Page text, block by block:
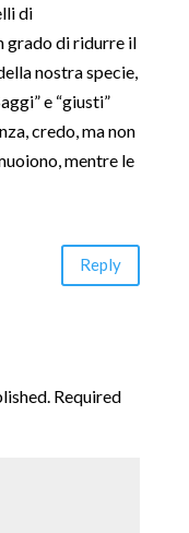
di
grado di ridurre il
nostra specie,
e “giusti”
credo, ma non
mentre le
Reply
Required